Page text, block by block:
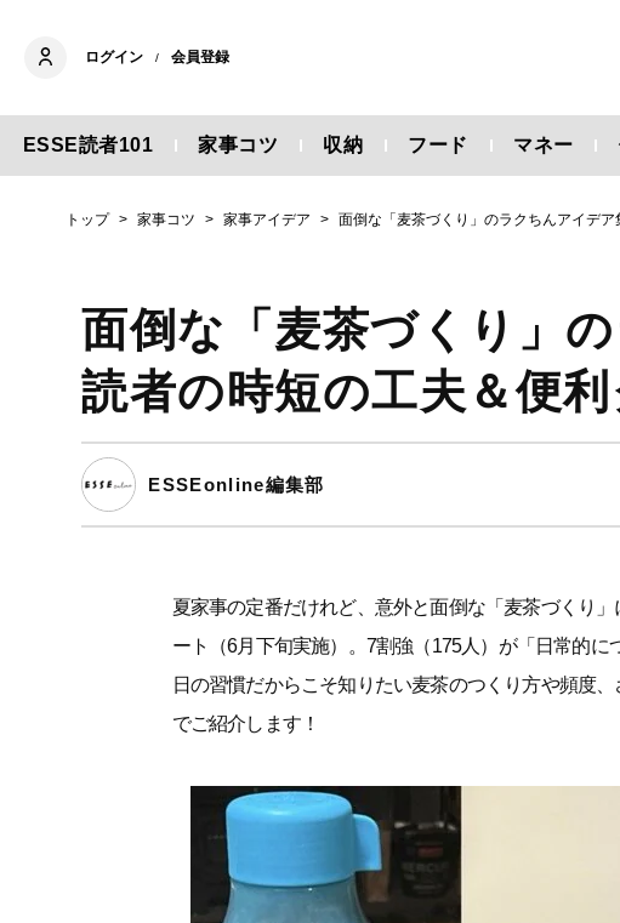
ログイン / 会員登録
ESSE読者101 家事コツ 収納 フード マネー
トップ 家事コツ 家事アイデア 面倒な「麦茶づくり」のラクちんアイデ
面倒な「麦茶づくり」
読者の時短の工夫＆便
ESSEonline編集部
夏家事の定番だけれど、意外と面倒な「麦茶づくり
ート（6月下旬実施）。7割強（175人）が「日常的
日の習慣だからこそ知りたい麦茶のつくり方や頻度
でご紹介します！